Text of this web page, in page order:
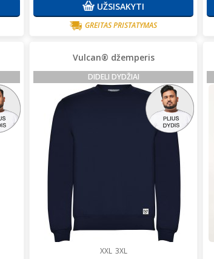
UŽSISAKYTI
GREITAS PRISTATYMAS
Vulcan® džemperis
DIDELI DYDŽIAI
XXL 3XL